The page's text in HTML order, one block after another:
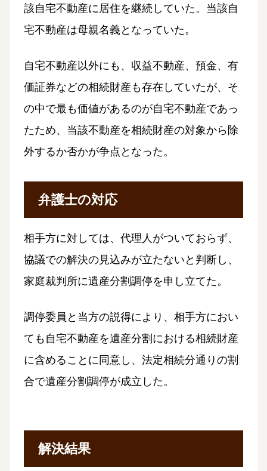
該自宅不動産に居住を継続していた。当該自
宅不動産は母親名義となっていた。
自宅不動産以外にも、収益不動産、預金、有
価証券などの相続財産も存在していたが、そ
の中で最も価値があるのが自宅不動産であっ
たため、当該不動産を相続財産の対象から除
外するか否かが争点となった。
弁護士の対応
相手方に対しては、代理人がついておらず、
協議での解決の見込みが立たないと判断し、
家庭裁判所に遺産分割調停を申し立てた。
調停委員と当方の説得により、相手方におい
ても自宅不動産を遺産分割における相続財産
に含めることに同意し、法定相続分通りの割
合で遺産分割調停が成立した。
解決結果